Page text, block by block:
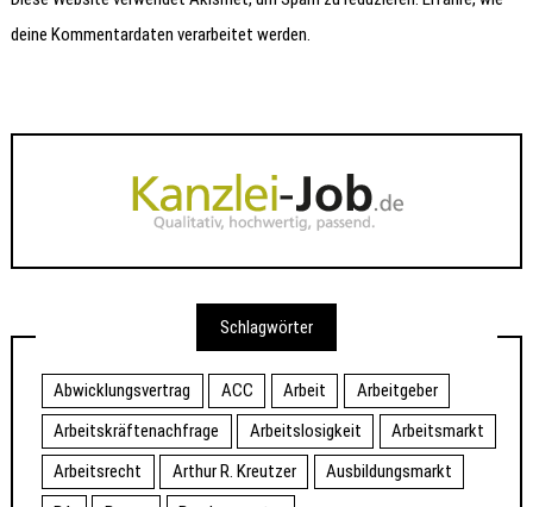
deine Kommentardaten verarbeitet werden.
Schlagwörter
Abwicklungsvertrag ACC Arbeit
Arbeitgeber
Arbeitskräftenachfrage
Arbeitslosigkeit
Arbeitsmarkt
Arbeitsrecht
Arthur R. Kreutzer
Ausbildungsmarkt